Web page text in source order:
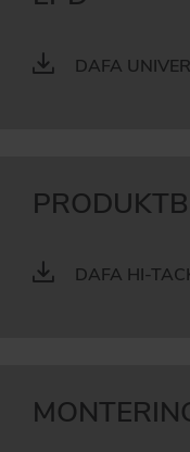
DAFA
DAFA HI-